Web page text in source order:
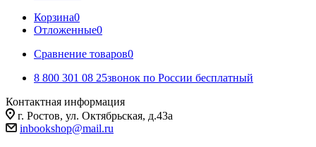
Корзина0
Отложенные0
Сравнение товаров0
8 800 301 08 25звонок по России бесплатный
Контактная информация
г. Ростов, ул. Октябрьская, д.43а
inbookshop@mail.ru